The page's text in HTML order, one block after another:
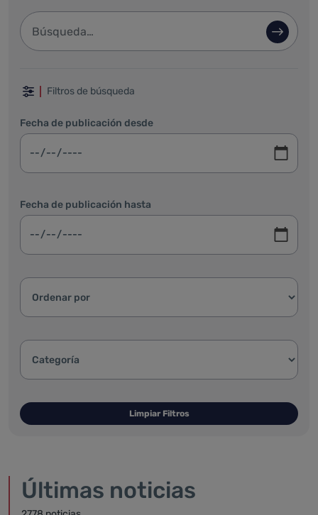
Barra de búsqueda
Filtrar por fechas, categoría y ordenar
Filtros de búsqueda
Fecha de publicación desde
Fecha de publicación hasta
Ordenar resultados:
Categoría de la noticia:
Limpiar Filtros
Últimas noticias